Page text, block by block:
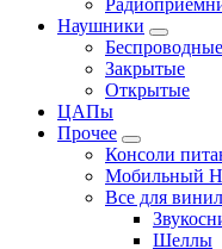
Наушники
Беспроводные
Закрытые
Открытые
ЦАПы
Прочее
Консоли
Мобильный
Все для
Шеллы